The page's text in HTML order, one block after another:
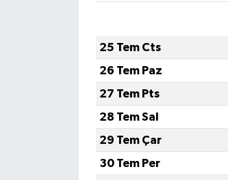
25 Tem Cts
26 Tem Paz
27 Tem Pts
28 Tem Sal
29 Tem Çar
30 Tem Per